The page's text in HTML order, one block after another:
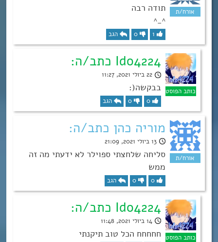
תודה רבה
^_^
1
0 הגב
Ido4224 כתב/ה:
22 ביולי 2021, 11:27
בבקשה(:
0
0 הגב
מוריה כהן כתב/ה:
13 ביולי 2021, 21:09
סליחה שלחצתי ספוילר לא ידעתי מה זה
ממש
0
0 הגב
Ido4224 כתב/ה:
14 ביולי 2021, 11:48
חחחחח הכל טוב תיקנתי